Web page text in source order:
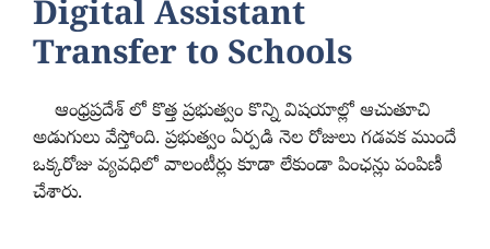
Digital Assistant
Transfer to Schools
ఆంధ్రప్రదేశ్ లో కొత్త ప్రభుత్వం కొన్ని విషయాల్లో ఆచుతూచి
అడుగులు వేస్తోంది. ప్రభుత్వం ఏర్పడి నెల రోజులు గడవక ముందే
ఒక్కరోజు వ్యవధిలో వాలంటీర్లు కూడా లేకుండా పింఛన్లు పంపిణీ
చేశారు.